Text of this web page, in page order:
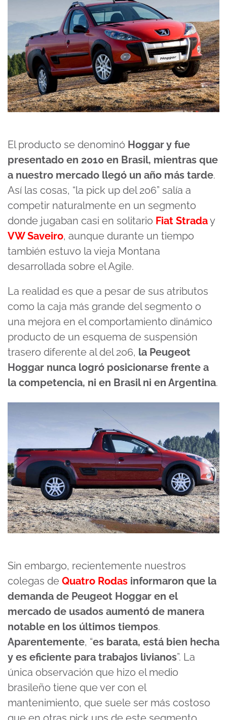
El producto se denominó Hoggar y fue
presentado en 2010 en Brasil, mientras que
a nuestro mercado llegó un año más tarde.
Así las cosas, “la pick up del 206” salía a
competir naturalmente en un segmento
donde jugaban casi en solitario Fiat Straday
VW Saveiro, aunque durante un tiempo
también estuvo la vieja Montana
desarrollada sobre el Agile.
La realidad es que a pesar de sus atributos
como la caja más grande del segmento o
una mejora en el comportamiento dinámico
producto de un esquema de suspensión
trasero diferente al del 206, la Peugeot
Hoggar nunca logró posicionarse frente a
la competencia, ni en Brasil ni en Argentina.
Sin embargo, recientemente nuestros
colegas de Quatro Rodas informaron que la
demanda de Peugeot Hoggar en el
mercado de usados aumentó de manera
notable en los últimos tiempos.
Aparentemente, “es barata, está bien hecha
y es eficiente para trabajos livianos”. La
única observación que hizo el medio
brasileño tiene que ver con el
mantenimiento, que suele ser más costoso